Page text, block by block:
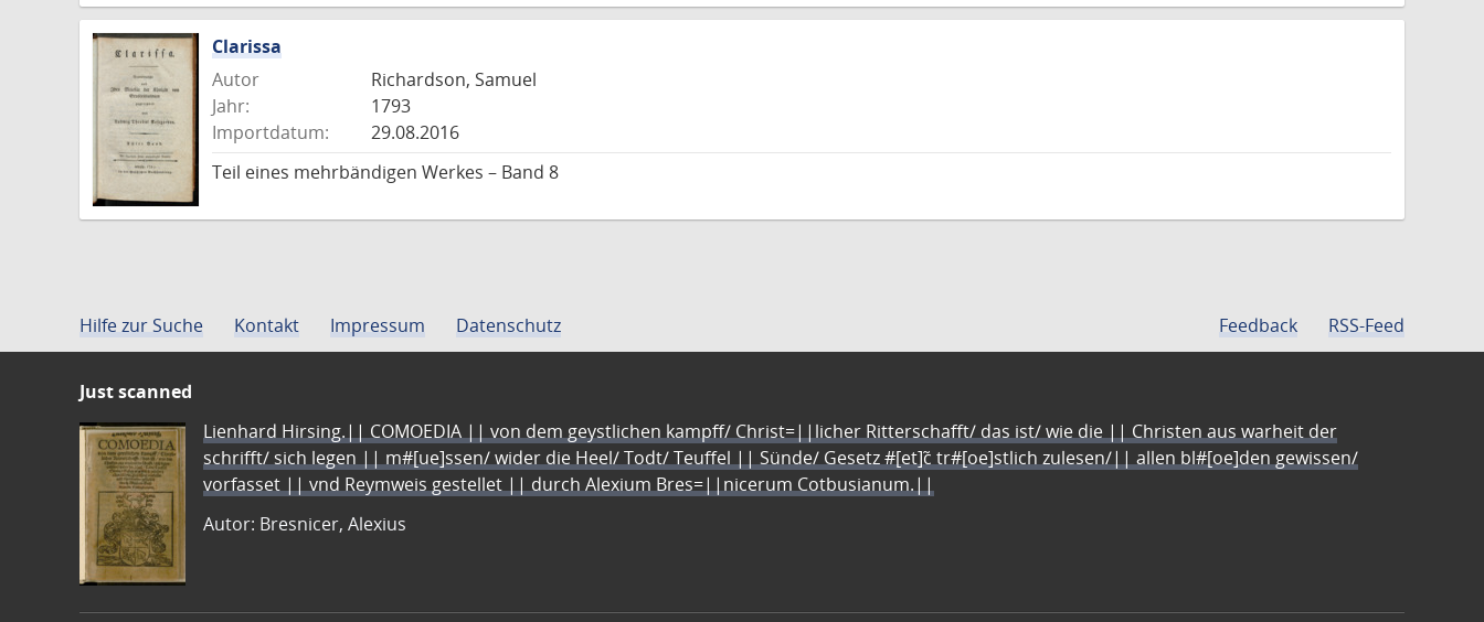
Clarissa
Autor
Richardson, Samuel
Jahr:
1793
Importdatum:
29.08.2016
Teil eines mehrbändigen Werkes – Band 8
Hilfe zur Suche Kontakt Impressum Datenschutz Feedback RSS-Feed
Just scanned
Lienhard Hirsing.|| COMOEDIA || von dem geystlichen kampff/ Christ=||licher Ritterschafft/ das ist/ wie die || Christen aus warheit der
schrifft/ sich legen || m#[ue]ssen/ wider die Heel/ Todt/ Teuffel || Sünde/ Gesetz #[et]c̃ tr#[oe]stlich zulesen/|| allen bl#[oe]den gewissen/
vorfasset || vnd Reymweis gestellet || durch Alexium Bres=||nicerum Cotbusianum.||
Autor: Bresnicer, Alexius